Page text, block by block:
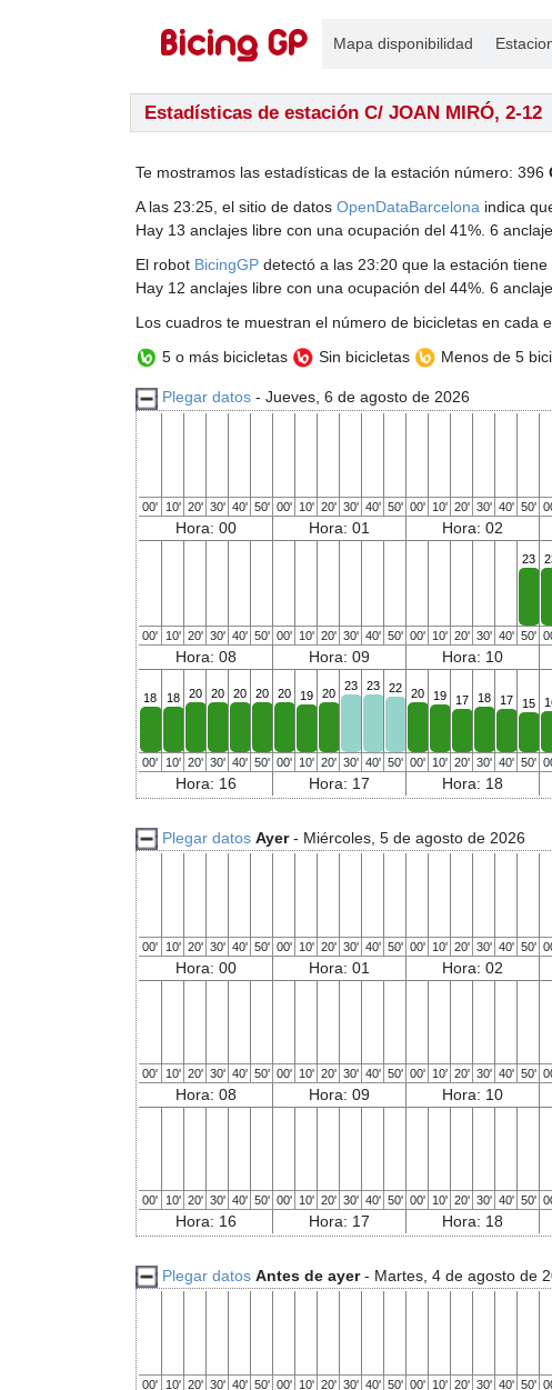
Mapa disponibilidad
Estadísticas de estación C/ JOAN MIRÓ, 2-12
Te mostramos las estadísticas de la estación número: 396
A las 23:25, el sitio de datos OpenDataBarcelona indica
Hay 13 anclajes libre con una ocupación del 41%. 6
El robot BicingGP detectó a las 23:20 que la estación
Hay 12 anclajes libre con una ocupación del 44%. 6
Los cuadros te muestran el número de bicicletas en cada
5 o más bicicletas
Sin bicicletas Menos de 5
Plegar datos - Jueves, 6 de agosto de 2026
00' 10' 20' 30' 40' 50' 00' 10' 20' 30' 40' 50' 00' 10' 20' 30' 40' 50'
Hora: 00 Hora: 01 Hora: 02
23
00' 10' 20' 30' 40' 50' 00' 10' 20' 30' 40' 50' 00' 10' 20' 30' 40' 50'
Hora: 08 Hora: 09 Hora: 10
18 18 20 20 20 20 20 19 20
23 23 22 20 19 17 18 17 15
00' 10' 20' 30' 40' 50' 00' 10' 20' 30' 40' 50' 00' 10' 20' 30' 40' 50'
Hora: 16 Hora: 17 Hora: 18
Plegar datos Ayer- Miércoles, 5 de agosto de 2026
00' 10' 20' 30' 40' 50' 00' 10' 20' 30' 40' 50' 00' 10' 20' 30' 40' 50'
Hora: 00 Hora: 01 Hora: 02
00' 10' 20' 30' 40' 50' 00' 10' 20' 30' 40' 50' 00' 10' 20' 30' 40' 50'
Hora: 08 Hora: 09 Hora: 10
00' 10' 20' 30' 40' 50' 00' 10' 20' 30' 40' 50' 00' 10' 20' 30' 40' 50'
Hora: 16 Hora: 17 Hora: 18
Plegar datos Antes de ayer- Martes, 4 de agosto de
00' 10' 20' 30' 40' 50' 00' 10' 20' 30' 40' 50' 00' 10' 20' 30' 40' 50'